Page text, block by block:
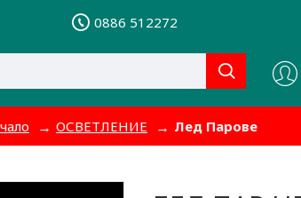
0886 512272
ОСВЕТЛЕНИЕ Лед Парове